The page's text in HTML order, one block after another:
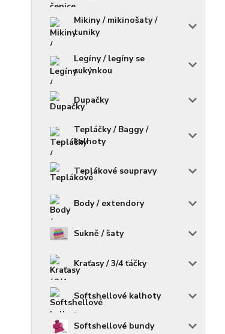
Mikiny / mikinošaty /
tuniky
Legíny / legíny se
sukýnkou
Dupačky
Tepláčky / Baggy /
kalhoty
Teplákové soupravy
Body / extendory
Sukně / šaty
Kraťasy / 3/4 ťáčky
Softshellové kalhoty
Softshellové bundy